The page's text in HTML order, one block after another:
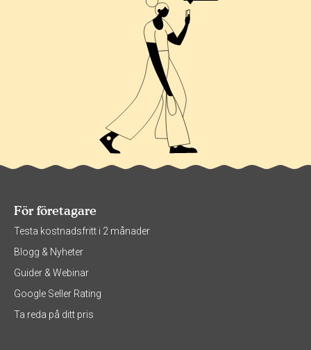
För företagare
Testa kostnadsfritt i 2 månader
Blogg & Nyheter
Guider & Webinar
Google Seller Rating
Ta reda på ditt pris